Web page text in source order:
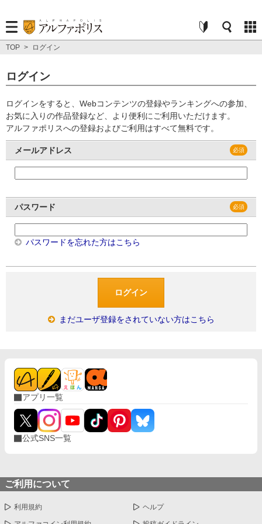
TOP > ログイン
ログイン
ログインをすると、Webコンテンツの登録やランキングへの参加、
お気に入りの作品登録など、より便利にご利用いただけます。
アルファポリスへの登録およびご利用はすべて無料です。
メールアドレス
パスワード
パスワードを忘れた方はこちら
まだユーザ登録をされていない方はこちら
アプリ一覧
公式SNS一覧
ご利用について
利用規約 ヘルプ